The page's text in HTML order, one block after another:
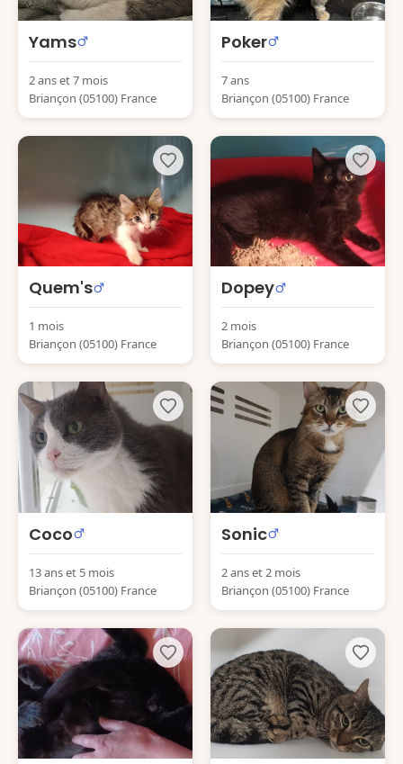
Yams
2 ans et 7 mois
Briançon (05100) France
Poker
7 ans
Briançon (05100) France
Quem's
1 mois
Briançon (05100) France
Dopey
2 mois
Briançon (05100) France
Coco
13 ans et 5 mois
Briançon (05100) France
Sonic
2 ans et 2 mois
Briançon (05100) France